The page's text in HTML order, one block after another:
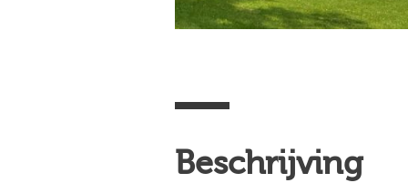
Beschrijving